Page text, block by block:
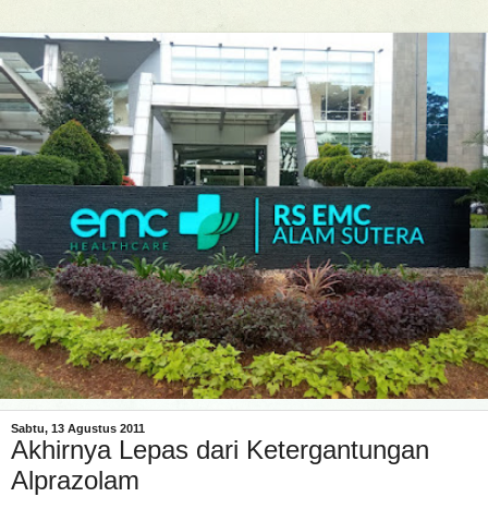
Sabtu, 13 Agustus 2011
Akhirnya Lepas dari Ketergantungan
Alprazolam